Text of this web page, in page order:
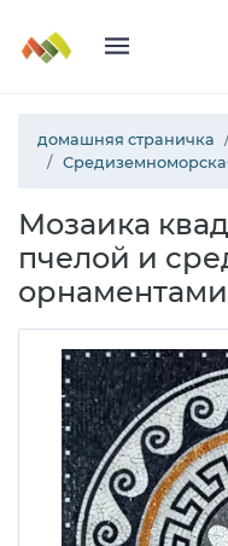
домашняя страничка
Мозаика
пчелой и
орнаментами